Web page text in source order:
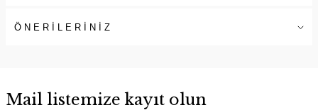
ÖNERİLERİNİZ
Mail listemize kayıt olun